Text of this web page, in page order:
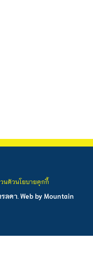
ดา. Web by Mountain
นตัวนโยบายคุกกี้